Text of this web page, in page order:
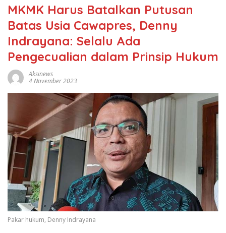
MKMK Harus Batalkan Putusan
Batas Usia Cawapres, Denny
Indrayana: Selalu Ada
Pengecualian dalam Prinsip Hukum
Aksinews
4 November 2023
Pakar hukum, Denny Indrayana